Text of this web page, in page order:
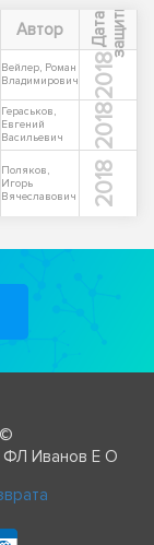
Автор Д
а
т
а
з
а
щ
и
т ы
Вейлер, Роман
Владимирович
2018
Гераськов,
Евгений
Васильевич
2018
Поляков,
Игорь
Вячеславович
2018
ФЛ Иванов Е О